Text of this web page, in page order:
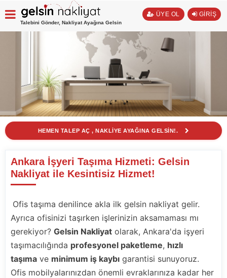
Talebini Gönder, Nakliyat Ayağına Gelsin
ÜYE OL GİRİŞ
HEMEN TALEP AÇ , NAKLİYE AYAĞINA GELSİN!.
Ankara İşyeri Taşıma Hizmeti: Gelsin
Nakliyat ile Kesintisiz Hizmet!
Ofis taşıma denilince akla ilk gelsin nakliyat gelir.
Ayrıca ofisinizi taşırken işlerinizin aksamaması mı
gerekiyor? Gelsin Nakliyat olarak, Ankara'da işyeri
taşımacılığında profesyonel paketleme, hızlı
taşıma ve minimum iş kaybı garantisi sunuyoruz.
Ofis mobilyalarınızdan önemli evraklarınıza kadar her